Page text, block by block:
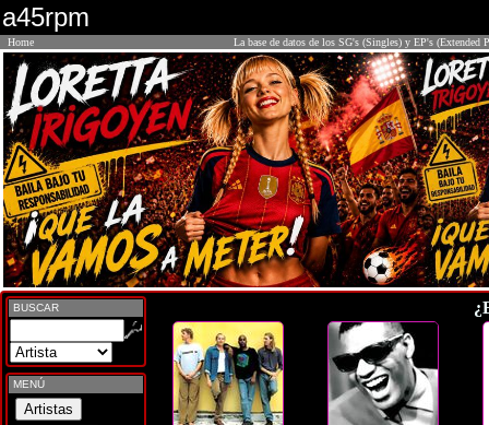
a45rpm
Home La base de datos de los SG's (Singles) y EP's (Extended
BUSCAR
MENÚ